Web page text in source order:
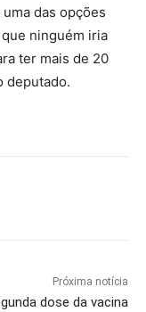
das opções
ninguém iria
ter mais de 20
deputado.
Próxima notícia
dose da vacina